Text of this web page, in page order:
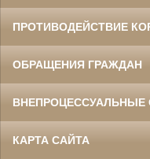
ПРОТИВОДЕЙСТВИЕ
ОБРАЩЕНИЯ ГРАЖДАН
ВНЕПРОЦЕССУАЛЬНЫЕ
КАРТА САЙТА